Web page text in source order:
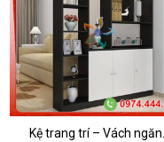
Kệ trang trí – Vách ngăn...